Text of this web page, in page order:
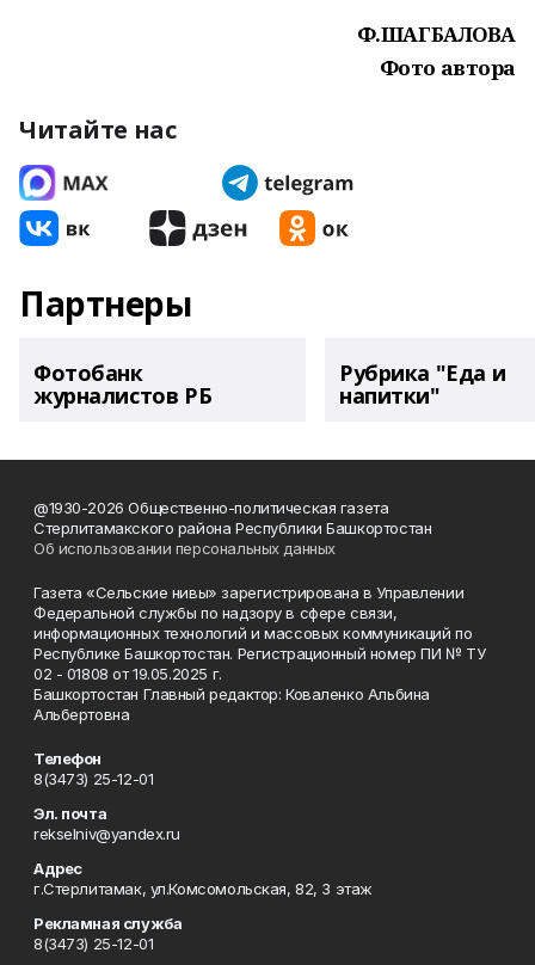
Ф.ШАГБАЛОВА
Фото автора
Читайте нас
Партнеры
Фотобанк
журналистов РБ
Рубрика "Еда и
напитки"
@1930-2026 Общественно-политическая газета
Стерлитамакского района Республики Башкортостан
Об использовании персональных данных
Газета «Сельские нивы» зарегистрирована в Управлении
Федеральной службы по надзору в сфере связи,
информационных технологий и массовых коммуникаций по
Республике Башкортостан. Регистрационный номер ПИ № ТУ
02 - 01808 от 19.05.2025 г.
Башкортостан Главный редактор: Коваленко Альбина
Альбертовна
Телефон
8(3473) 25-12-01
Эл. почта
rekselniv@yandex.ru
Адрес
г.Стерлитамак, ул.Комсомольская, 82, 3 этаж
Рекламная служба
8(3473) 25-12-01